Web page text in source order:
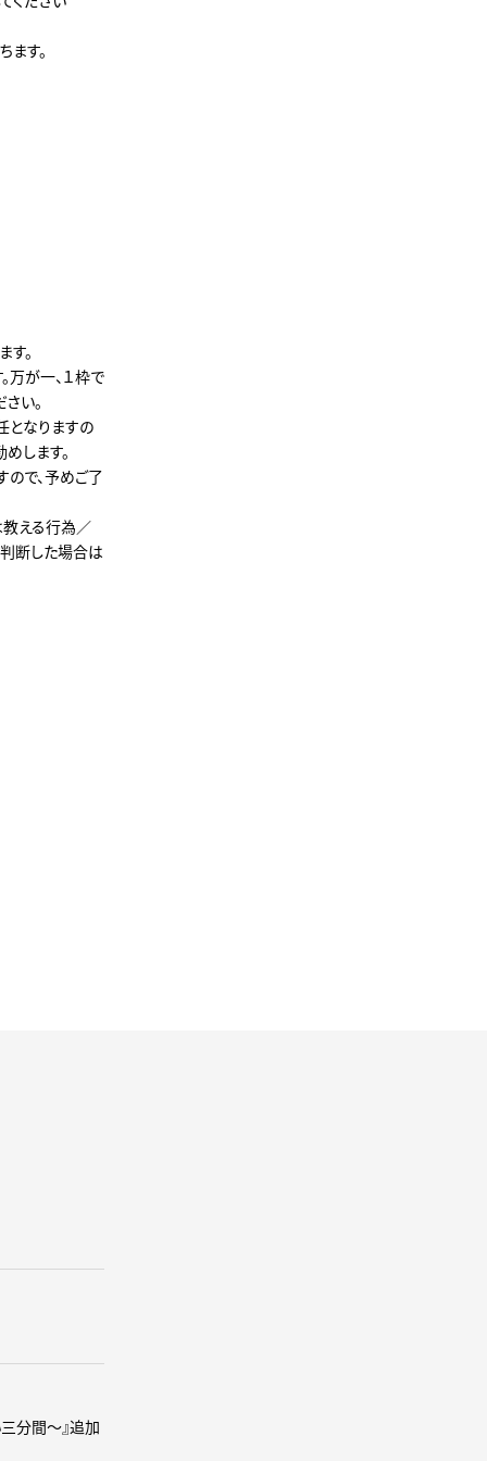
す。
。
万が一、１枠で
い。
となりますの
します。
で、予めご了
える行為／
断した場合は
分間～』追加